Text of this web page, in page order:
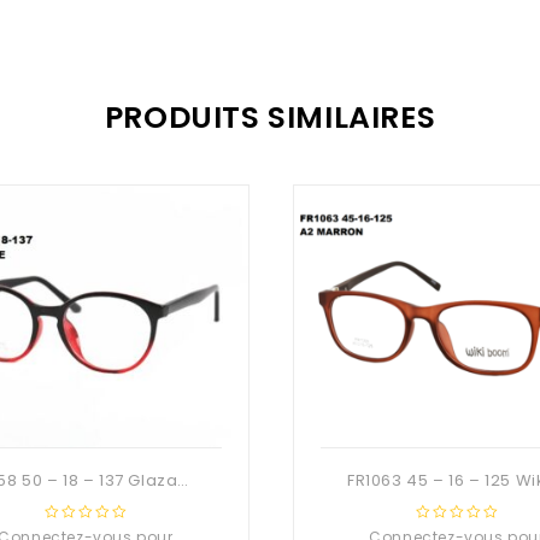
PRODUITS SIMILAIRES
5058 50 – 18 – 137 Glaza-Deuzioo TR90
0
0